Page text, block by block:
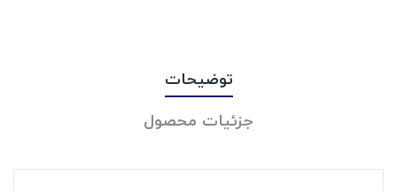
توضیحات
جزئیات محصول